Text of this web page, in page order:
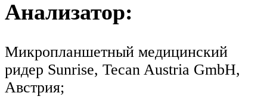
Анализатор:
Микропланшетный медицинский
ридер Sunrise, Tecan Austria GmbH,
Австрия;